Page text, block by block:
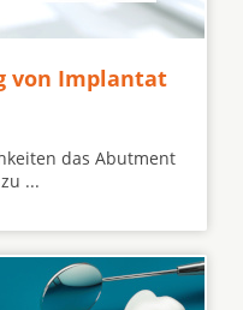
von Implantat
das Abutment
...